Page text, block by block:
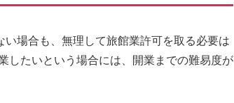
場合も、無理して旅館業許可を取る必要は
したいという場合には、開業までの難易度が